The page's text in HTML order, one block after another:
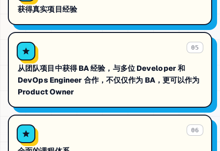
获得真实项目经验
05
从团队项目中获得 BA 经验，与多位 Developer 和
DevOps Engineer 合作，不仅仅作为 BA，更可以作为
Product Owner
06